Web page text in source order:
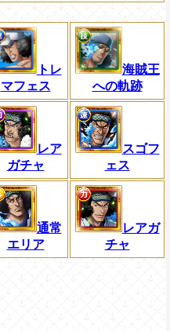
トレ
マフェス
海賊王
への軌跡
レア
ガチャ
スゴフ
ェス
通常
エリア
レアガ
チャ